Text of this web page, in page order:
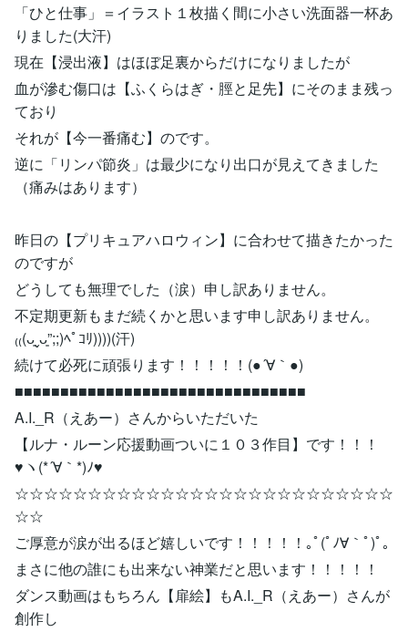
「ひと仕事」＝イラスト１枚描く間に小さい洗面器一杯あ
りました(大汗)
現在【浸出液】はほぼ足裏からだけになりましたが
血が滲む傷口は【ふくらはぎ・脛と足先】にそのまま残っ
ており
それが【今一番痛む】のです。
逆に「リンパ節炎」は最少になり出口が見えてきました
（痛みはあります）
昨日の【プリキュアハロウィン】に合わせて描きたかった
のですが
どうしても無理でした（涙）申し訳ありません。
不定期更新もまだ続くかと思います申し訳ありません。
₍₍(ᴗ͈ˬᴗ͈”;;)ﾍﾟｺﾘ))))(汗)
続けて必死に頑張ります！！！！！(●´∀｀●)
■■■■■■■■■■■■■■■■■■■■■■■■■■■■■■■■
A.I._R（えあー）さんからいただいた
【ルナ・ルーン応援動画ついに１０３作目】です！！！
♥ヽ(*´∀｀*)ﾉ♥
☆☆☆☆☆☆☆☆☆☆☆☆☆☆☆☆☆☆☆☆☆☆☆☆☆☆
☆☆
ご厚意が涙が出るほど嬉しいです！！！！！｡ﾟ(ﾟﾉ∀｀ﾟ)ﾟ｡
まさに他の誰にも出来ない神業だと思います！！！！！
ダンス動画はもちろん【扉絵】もA.I._R（えあー）さんが
創作し